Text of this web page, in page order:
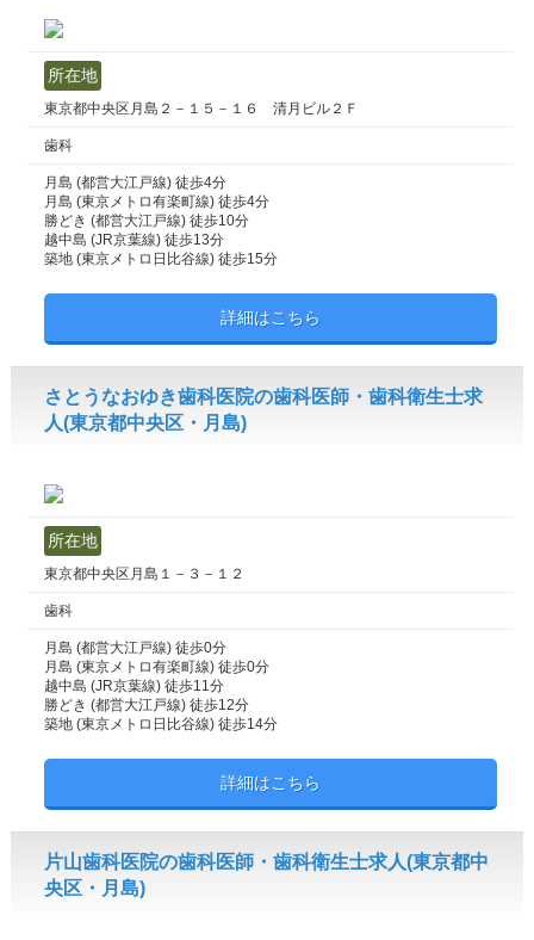
所在地
東京都中央区月島２－１５－１６ 清月ビル２Ｆ
歯科
月島 (都営大江戸線) 徒歩4分
月島 (東京メトロ有楽町線) 徒歩4分
勝どき (都営大江戸線) 徒歩10分
越中島 (JR京葉線) 徒歩13分
築地 (東京メトロ日比谷線) 徒歩15分
詳細はこちら
さとうなおゆき歯科医院の歯科医師・歯科衛生士求
人(東京都中央区・月島)
所在地
東京都中央区月島１－３－１２
歯科
月島 (都営大江戸線) 徒歩0分
月島 (東京メトロ有楽町線) 徒歩0分
越中島 (JR京葉線) 徒歩11分
勝どき (都営大江戸線) 徒歩12分
築地 (東京メトロ日比谷線) 徒歩14分
詳細はこちら
片山歯科医院の歯科医師・歯科衛生士求人(東京都中
央区・月島)